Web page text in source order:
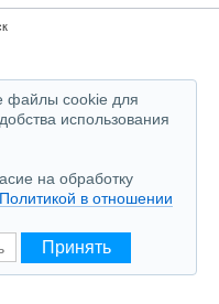
файлы cookie для
использования
на обработку
Политикой в отношении
Принять